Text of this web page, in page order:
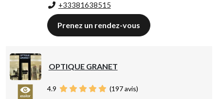
+33381638515
Prenez un rendez-vous
OPTIQUE GRANET
4.9 (197avis)